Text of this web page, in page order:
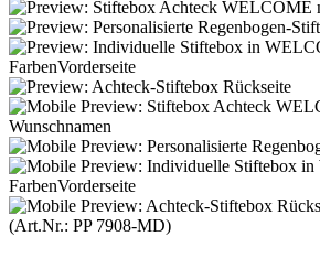
(Art.Nr.: PP 7908-MD)